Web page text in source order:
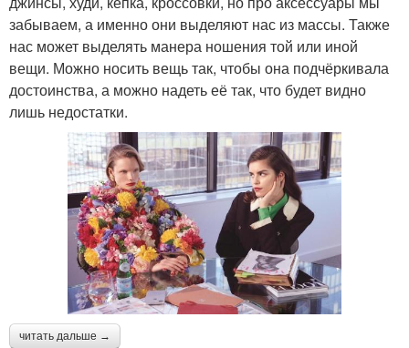
забываем, а именно они выделяют нас из массы. Также
нас может выделять манера ношения той или иной
вещи. Можно носить вещь так, чтобы она подчёркивала
достоинства, а можно надеть её так, что будет видно
лишь недостатки.
читать дальше →